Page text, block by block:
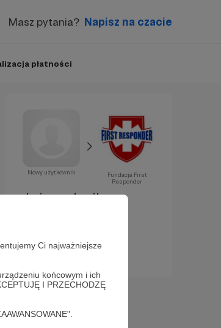
Ci najważniejsze
końcowym i ich
I PRZECHODZĘ
Masz pytania? Napisz na czacie
płatności
Nowy użytkownik
Fundacja First
Responder
Już za chwilę